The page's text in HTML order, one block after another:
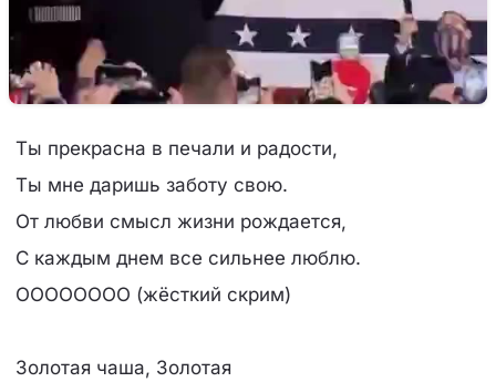
Ты прекрасна в печали и радости,
Ты мне даришь заботу свою.
От любви смысл жизни рождается,
С каждым днем все сильнее люблю.
ОООООООО (жёсткий скрим)
Золотая чаша, Золотая